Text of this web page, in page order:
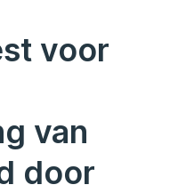
voor
van
door